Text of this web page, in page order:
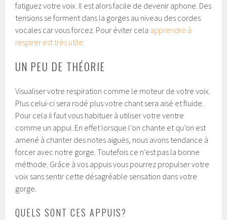
fatiguez votre voix. Il est alors facile de devenir aphone. Des
tensions se forment dans la gorges au niveau des cordes
vocales car vous forcez. Pour éviter cela apprendre à
respirer est très utile.
UN PEU DE THÉORIE
Visualiser votre respiration comme le moteur de votre voix.
Plus celui-ci sera rodé plus votre chant sera aisé et fluide.
Pour cela il faut vous habituer à utiliser votre ventre
comme un appui. En effet lorsque l’on chante et qu’on est
amené à chanter des notes aiguës, nous avons tendance à
forcer avec notre gorge. Toutefois ce n’est pas la bonne
méthode. Grâce à vos appuis vous pourrez propulser votre
voix sans sentir cette désagréable sensation dans votre
gorge.
QUELS SONT CES APPUIS?